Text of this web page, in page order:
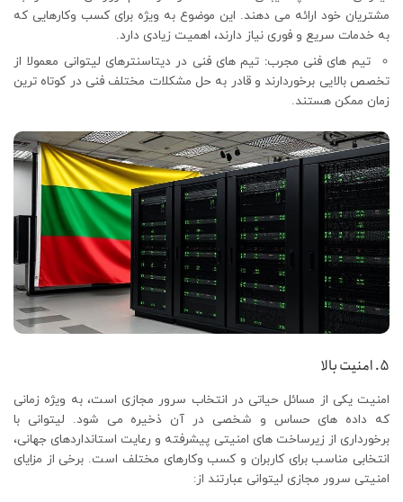
مشتریان خود ارائه می دهند. این موضوع به ویژه برای کسب وکارهایی که
به خدمات سریع و فوری نیاز دارند، اهمیت زیادی دارد.
تیم های فنی مجرب: تیم های فنی در دیتاسنترهای لیتوانی معمولا از
تخصص بالایی برخوردارند و قادر به حل مشکلات مختلف فنی در کوتاه ترین
زمان ممکن هستند.
5. امنیت بالا
امنیت یکی از مسائل حیاتی در انتخاب سرور مجازی است، به ویژه زمانی
که داده های حساس و شخصی در آن ذخیره می شود. لیتوانی با
برخورداری از زیرساخت های امنیتی پیشرفته و رعایت استانداردهای جهانی،
انتخابی مناسب برای کاربران و کسب وکارهای مختلف است. برخی از مزایای
امنیتی سرور مجازی لیتوانی عبارتند از: